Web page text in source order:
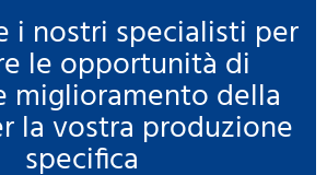
i nostri specialisti per
le opportunità di
miglioramento della
la vostra produzione
specifica